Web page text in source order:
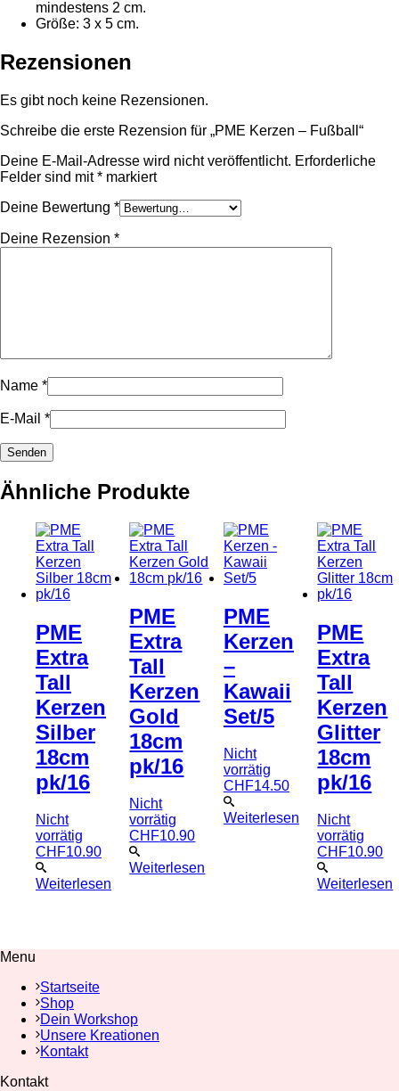
mindestens 2 cm.
Größe: 3 x 5 cm.
Rezensionen
Es gibt noch keine Rezensionen.
Schreibe die erste Rezension für „PME Kerzen – Fußball“
Deine E-Mail-Adresse wird nicht veröffentlicht. Erforderliche
Felder sind mit* markiert
Deine Bewertung *
Deine Rezension *
Name *
E-Mail *
Ähnliche Produkte
PME
Extra
Tall
Kerzen
Silber
18cm
pk/16
Nicht
vorrätig
CHF10.90
Weiterlesen
PME
Extra
Tall
Kerzen
Gold
18cm
pk/16
Nicht
vorrätig
CHF10.90
Weiterlesen
PME
Kerzen
–
Kawaii
Set/5
Nicht
vorrätig
CHF14.50
Weiterlesen
PME
Extra
Tall
Kerzen
Glitter
18cm
pk/16
Nicht
vorrätig
CHF10.90
Weiterlesen
Menu
Startseite
Shop
Dein Workshop
Unsere Kreationen
Kontakt
Kontakt